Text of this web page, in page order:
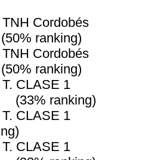
TNH
ranking)
TNH
ranking)
hs. T.
ranking)
hs. T. CLASE 1
hs. T.